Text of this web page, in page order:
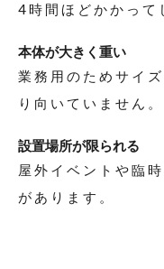
4時間ほどかかって
本体が大きく重い
業務用のためサイ
り向いていません。
設置場所が限られる
屋外イベントや臨
があります。